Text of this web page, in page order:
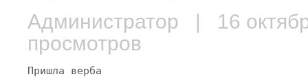
Администратор | 16
просмотров
Пришла верба